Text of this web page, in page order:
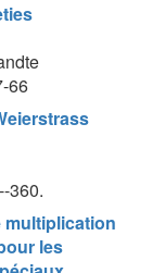
66
360.
multiplication
les